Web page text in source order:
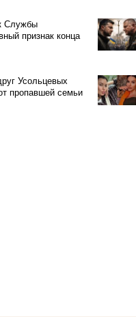
Службы
признак конца
Усольцевых
пропавшей семьи